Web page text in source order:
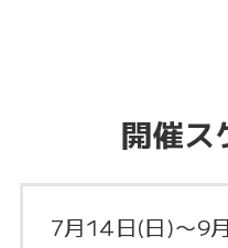
開催ス
7月14日(日)〜9